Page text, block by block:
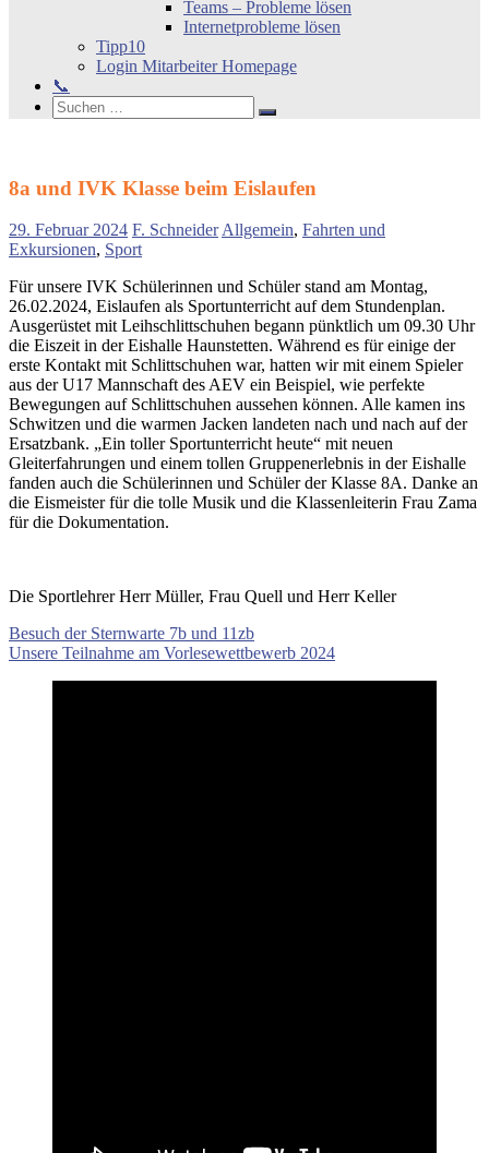
Teams – Probleme lösen
Internetprobleme lösen
Tipp10
Login Mitarbeiter Homepage
📞
Search
Suchen
nach:
Suchen
8a und IVK Klasse beim Eislaufen
29. Februar 2024 F. SchneiderAllgemein, Fahrten und
Exkursionen, Sport
Für unsere IVK Schülerinnen und Schüler stand am Montag,
26.02.2024, Eislaufen als Sportunterricht auf dem Stundenplan.
Ausgerüstet mit Leihschlittschuhen begann pünktlich um 09.30 Uhr
die Eiszeit in der Eishalle Haunstetten. Während es für einige der
erste Kontakt mit Schlittschuhen war, hatten wir mit einem Spieler
aus der U17 Mannschaft des AEV ein Beispiel, wie perfekte
Bewegungen auf Schlittschuhen aussehen können. Alle kamen ins
Schwitzen und die warmen Jacken landeten nach und nach auf der
Ersatzbank. „Ein toller Sportunterricht heute“ mit neuen
Gleiterfahrungen und einem tollen Gruppenerlebnis in der Eishalle
fanden auch die Schülerinnen und Schüler der Klasse 8A. Danke an
die Eismeister für die tolle Musik und die Klassenleiterin Frau Zama
für die Dokumentation.
Die Sportlehrer Herr Müller, Frau Quell und Herr Keller
Beitragsnavigation
Vorheriger
Beitrag:
Besuch der Sternwarte 7b und 11zb
Nächster
Unsere Teilnahme am Vorlesewettbewerb 2024